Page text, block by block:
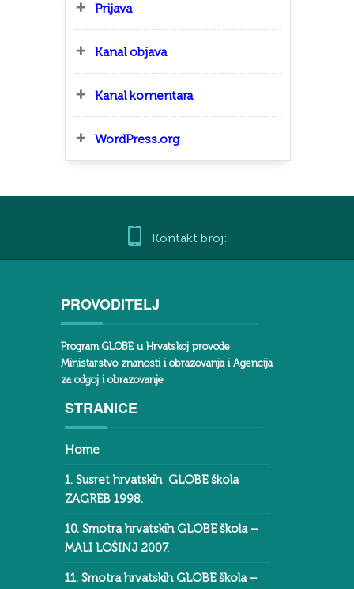
Prijava
Kanal objava
Kanal komentara
WordPress.org
Kontakt broj:
PROVODITELJ
Program GLOBE u Hrvatskoj provode
Ministarstvo znanosti i obrazovanja i Agencija
za odgoj i obrazovanje
STRANICE
Home
1. Susret hrvatskih GLOBE škola
ZAGREB 1998.
10. Smotra hrvatskih GLOBE škola –
MALI LOŠINJ 2007.
11. Smotra hrvatskih GLOBE škola –